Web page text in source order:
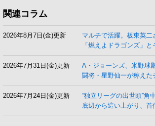
関連コラム
2026年8月7日(金)更新
マルチで活躍。板東英二
「燃えよドラゴンズ」
2026年7月31日(金)更新
A・ジョーンズ、米野球
闘将・星野仙一が称えた
2026年7月24日(金)更新
“独立リーグの出世頭”角
底辺から這い上がり、首